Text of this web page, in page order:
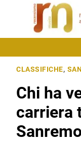
CLASSIFICHE,
Chi ha
carriera